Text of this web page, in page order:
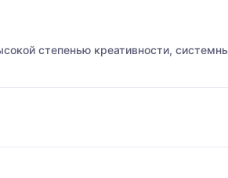
степенью креативности,